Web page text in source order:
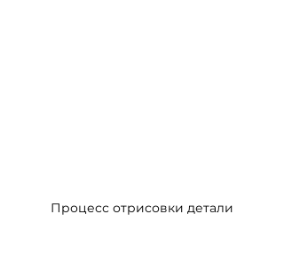
Процесс отрисовки детали